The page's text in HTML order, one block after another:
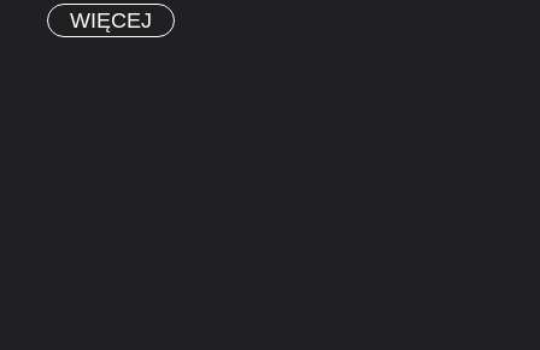
WIĘCEJ